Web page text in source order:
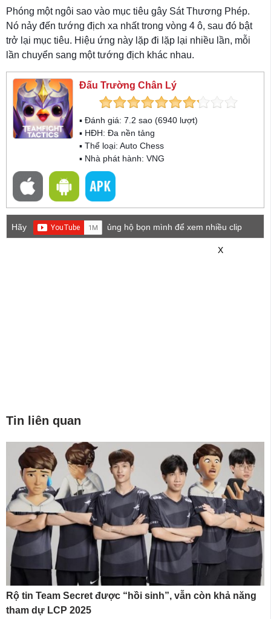
Phóng một ngôi sao vào mục tiêu gây Sát Thương Phép.
Nó nảy đến tướng địch xa nhất trong vòng 4 ô, sau đó bật
trở lại mục tiêu. Hiệu ứng này lặp đi lặp lại nhiều lần, mỗi
lần chuyển sang một tướng địch khác nhau.
Đấu Trường Chân Lý
▪ Đánh giá: 7.2 sao (6940 lượt)
▪ HĐH: Đa nền tảng
▪ Thể loại: Auto Chess
▪ Nhà phát hành: VNG
Hãy
ủng hộ bọn mình để xem nhiều clip
X
Tin liên quan
Rộ tin Team Secret được “hồi sinh”, vẫn còn khả năng
tham dự LCP 2025